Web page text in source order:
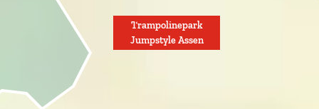
Trampolinepark
Jumpstyle Assen